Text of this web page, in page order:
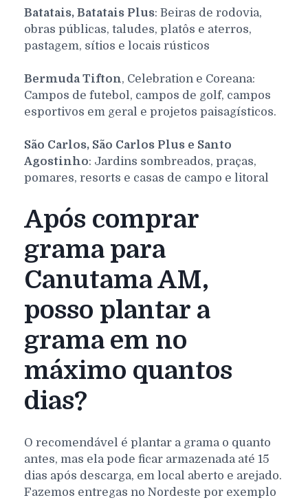
Batatais, Batatais Plus: Beiras de rodovia,
obras públicas, taludes, platôs e aterros,
pastagem, sítios e locais rústicos
Bermuda Tifton, Celebration e Coreana:
Campos de futebol, campos de golf, campos
esportivos em geral e projetos paisagísticos.
São Carlos, São Carlos Plus e Santo
Agostinho: Jardins sombreados, praças,
pomares, resorts e casas de campo e litoral
Após comprar
grama para
Canutama AM,
posso plantar a
grama em no
máximo quantos
dias?
O recomendável é plantar a grama o quanto
antes, mas ela pode ficar armazenada até 15
dias após descarga, em local aberto e arejado.
Fazemos entregas no Nordeste por exemplo